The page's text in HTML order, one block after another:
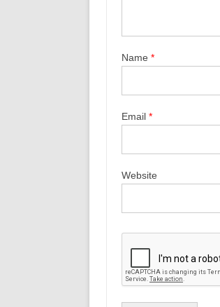
Name *
Email *
Website